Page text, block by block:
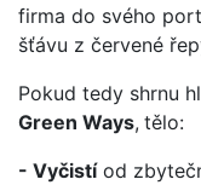
firma do svého
šťávu z červené
Pokud tedy shrnu
Green Ways, tělo:
- Vyčistíod